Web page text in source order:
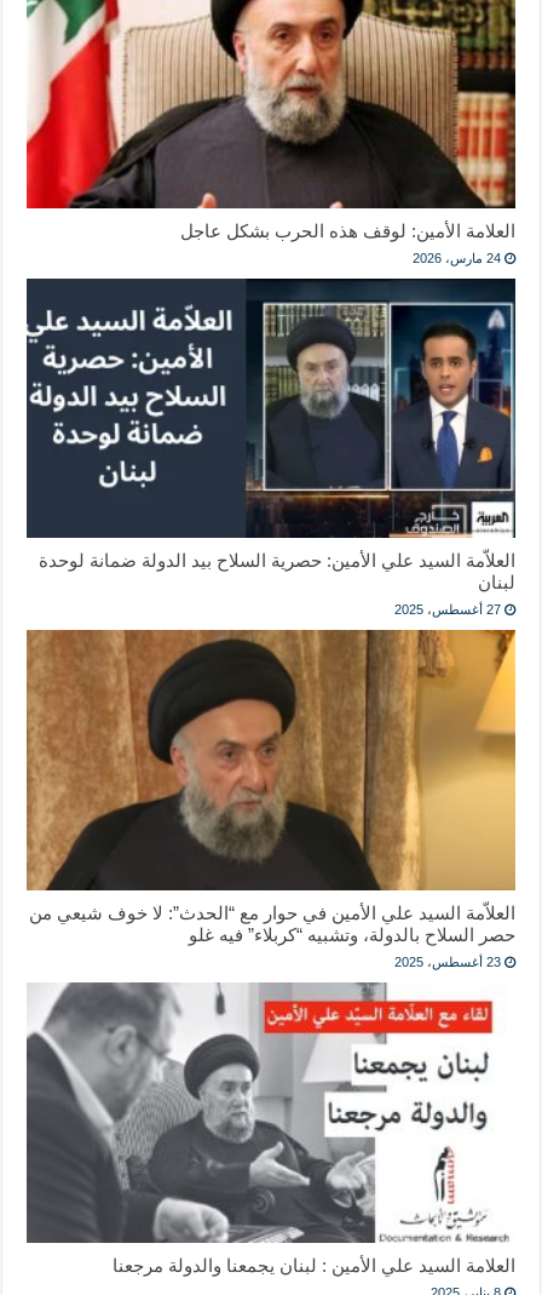
العلامة الأمين: لوقف هذه الحرب بشكل عاجل
24 مارس، 2026
العلاّمة السيد علي الأمين: حصرية السلاح بيد الدولة ضمانة لوحدة
لبنان
27 أغسطس، 2025
العلاّمة السيد علي الأمين في حوار مع “الحدث”: لا خوف شيعي من
حصر السلاح بالدولة، وتشبيه “كربلاء” فيه غلو
23 أغسطس، 2025
العلامة السيد علي الأمين : لبنان يجمعنا والدولة مرجعنا